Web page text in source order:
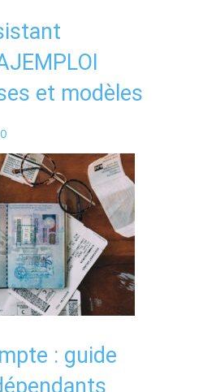
et modèles
0
: guide